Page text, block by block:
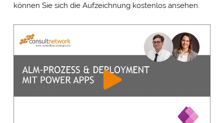
können Sie sich die Aufzeichnung kostenlos ansehen.